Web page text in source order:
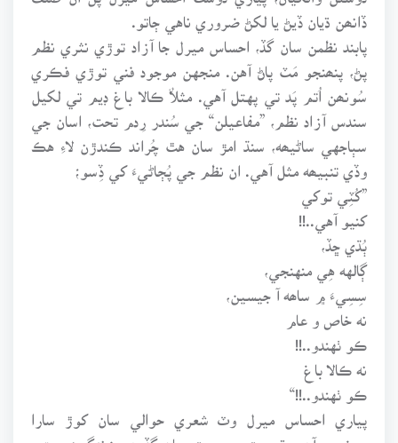
ڏانھن ڌيان ڏيڻ يا لکڻ ضروري ناهي ڄاتو.
پابند نظمن سان گڏ، احساس ميرل جا آزاد توڙي نثري نظم
پڻ، پنھنجو مَٽ پاڻ آهن. منجهن موجود فني توڙي فڪري
سُونھن اُتم پَد تي پهتل آهي. مثلاٌ ڪالا باغ ڊيم تي لکيل
سندس آزاد نظم، ”مفاعيلن“ جي سُندر رِدم تحت، اسان جي
سٻاجهي ساڻيھه، سنڌ امڙ سان هٿ چُراند ڪندڙن لاءِ هڪ
وڏي تنبيھه مثل آهي. ان نظم جي پُڄاڻيءَ کي ڏِسو؛
”کُٽِي توکي
کنيو آهي..!!
ٻُڌي ڇڏ،
ڳالهه هِي منهنجي،
سِسِيءَ ۾ ساھه آ جيسين،
نه خاص و عام
ڪو ٺهندو..!!
نه ڪالا باغ
ڪو ٺهندو..!!“
پياري احساس ميرل وٽ شعري حوالي سان کوڙ سارا
موضوع آهن. قوميت ۽ محبت سان گڏ هن زندگيءَ جهڙي